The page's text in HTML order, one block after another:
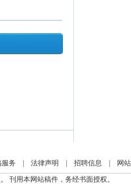
服务 | 法律声明 | 招聘信息 |
网
刊用本网站稿件，务经书面授权。